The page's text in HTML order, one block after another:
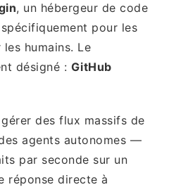
, un hébergeur de code
pour les
humains. Le
désigné : GitHub
des flux massifs de
agents autonomes —
par seconde sur un
réponse directe à